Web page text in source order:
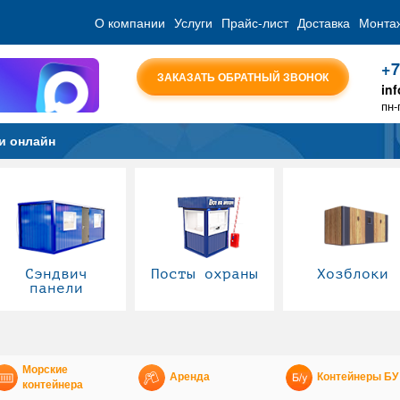
О компании Услуги Прайс-лист Доставка
ЗАКАЗАТЬ ОБРАТНЫЙ ЗВОНОК
онлайн
Сэндвич
панели
Посты охраны Хозблоки
Морские
контейнера
Аренда Контейнеры БУ